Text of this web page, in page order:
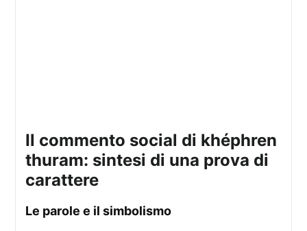
il commento social di khéphren
thuram: sintesi di una prova di
carattere
le parole e il simbolismo